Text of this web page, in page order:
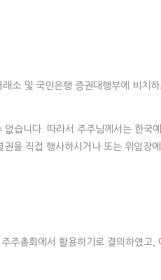
소 및 국민은행 증권대행부에 비치
습니다. 따라서 주주님께서는 한국
을 직접 행사하시거나 또는 위임장
주총회에서 활용하기로 결의하였고,